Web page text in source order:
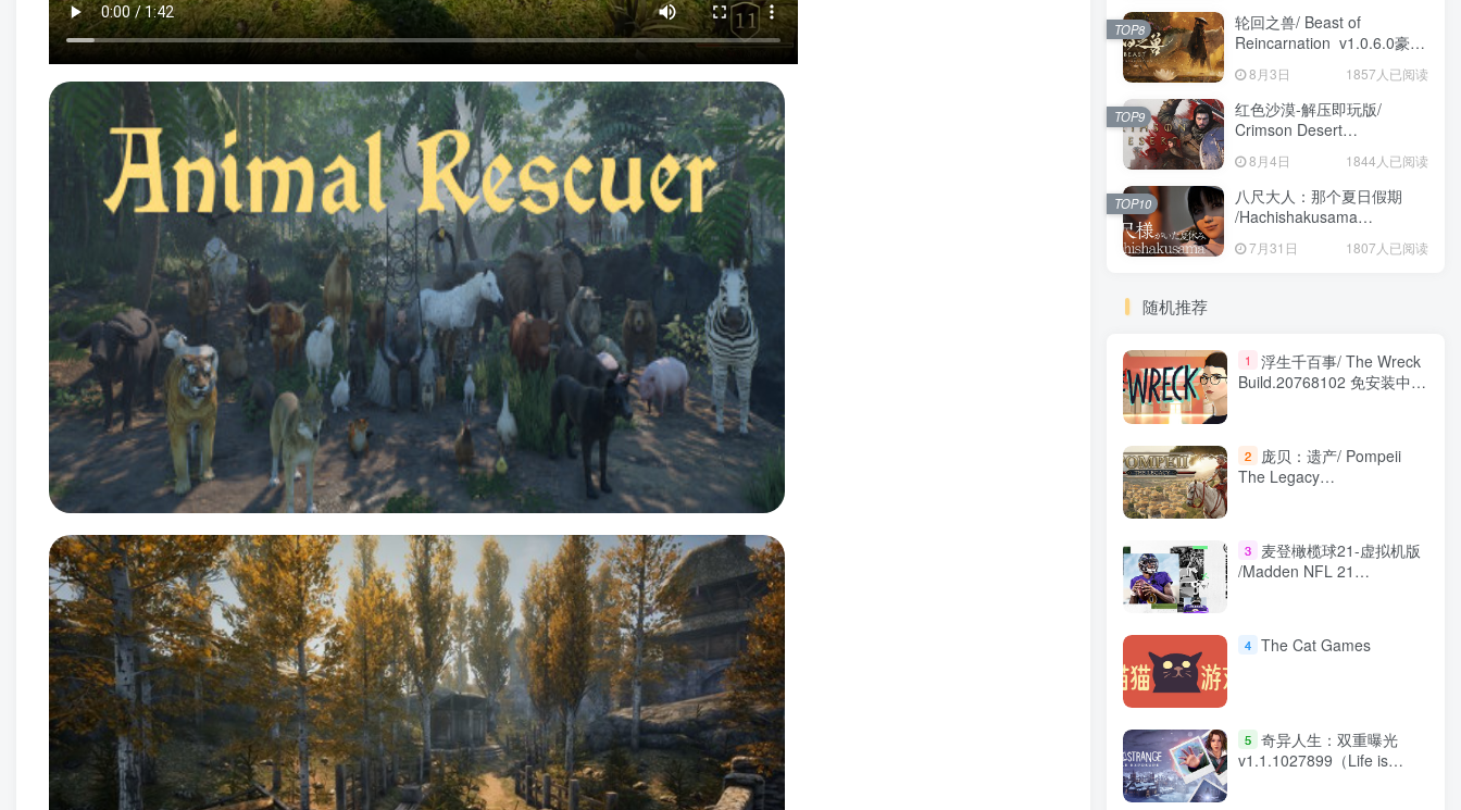
轮回之兽/ Beast of
Reincarnation v1.0.6.0豪华
8月3日 1857人已阅读
TOP8
红色沙漠-解压即玩版/
Crimson Desert
HYPERVISOR v1.14.00 免
安装中文版
8月4日 1844人已阅读
TOP9
八尺大人：那个夏日假期
/Hachishakusama
Build.24462853 免安装中文
版7月31日 1807人已阅读
TOP10
随机推荐
1
浮生千百事/ The Wreck
Build.20768102 免安装中文
2
庞贝：遗产/ Pompeii
The Legacy
3
麦登橄榄球21-虚拟机版
/Madden NFL 21
4 The Cat Games
5 奇异人生：双重曝光
v1.1.1027899（Life is